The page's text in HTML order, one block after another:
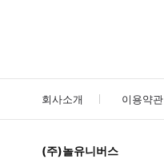
회사소개 이용약관
(주)놀유니버스